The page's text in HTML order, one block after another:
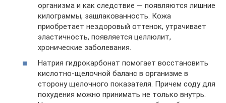
организма и как следствие — появляются лишние
килограммы, зашлакованность. Кожа
приобретает нездоровый оттенок, утрачивает
эластичность, появляется целлюлит,
хронические заболевания.
Натрия гидрокарбонат помогает восстановить
кислотно-щелочной баланс в организме в
сторону щелочного показателя. Причем соду для
похудения можно принимать не только внутрь.